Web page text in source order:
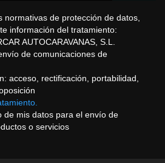
normativas de protección de datos,
información del tratamiento:
AUTOCARAVANAS, S.L.
de comunicaciones de
acceso, rectificación, portabilidad,
de mis datos para el envío de
o servicios